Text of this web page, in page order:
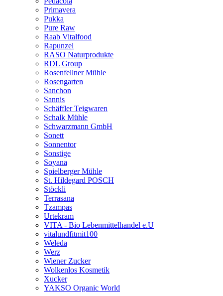
Primavera
Pukka
Pure Raw
Raab Vitalfood
Rapunzel
RASO Naturprodukte
RDL Group
Rosenfellner Mühle
Rosengarten
Sanchon
Sannis
Schäffler Teigwaren
Schalk Mühle
Schwarzmann GmbH
Sonett
Sonnentor
Sonstige
Soyana
Spielberger Mühle
St. Hildegard POSCH
Stöckli
Terrasana
Tzampas
Urtekram
VITA - Bio Lebenmittelhandel e.U
vitalundfitmit100
Weleda
Werz
Wiener Zucker
Wolkenlos Kosmetik
Xucker
YAKSO Organic World